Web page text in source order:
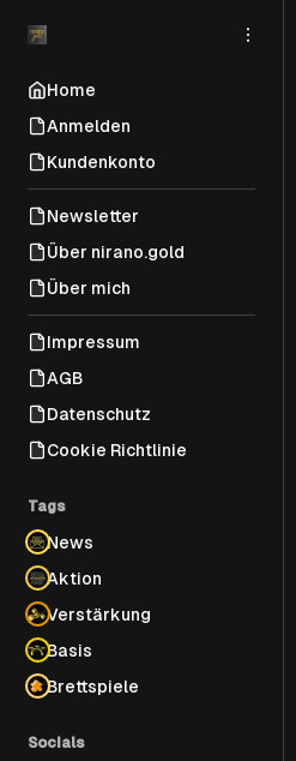
to
to
to
Home
Anmelden
Kundenkonto
Newsletter
Über nirano.gold
Über mich
Impressum
AGB
Datenschutz
Cookie Richtlinie
Tags
News
Aktion
Verstärkung
Basis
Brettspiele
Socials